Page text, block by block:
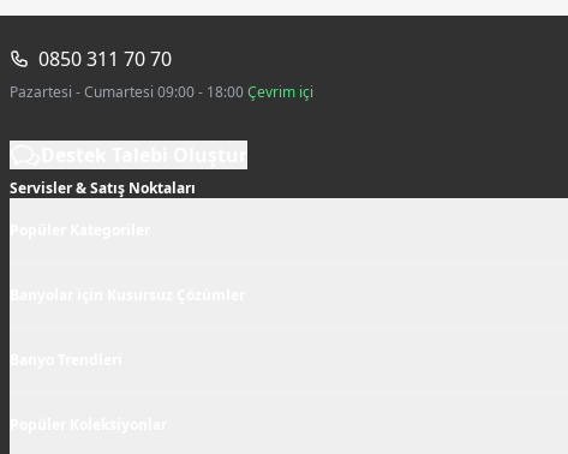
0850 311 70 70
Pazartesi - Cumartesi 09:00 - 18:00Çevrim içi
Servisler & Satış Noktaları